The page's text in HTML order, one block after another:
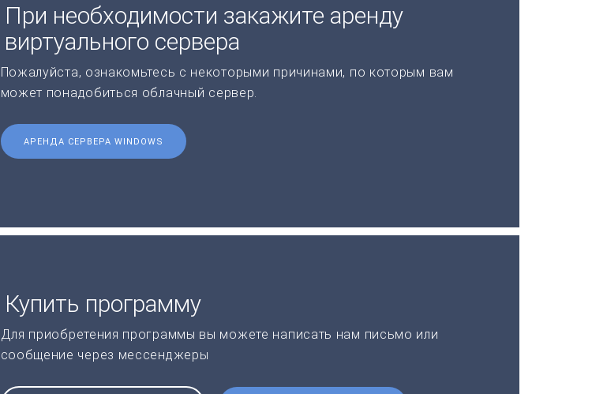
При необходимости закажите аренду
виртуального сервера
Пожалуйста, ознакомьтесь с некоторыми причинами, по которым вам
может понадобиться облачный сервер.
АРЕНДА СЕРВЕРА WINDOWS
Купить программу
Для приобретения программы вы можете написать нам письмо или
сообщение через мессенджеры